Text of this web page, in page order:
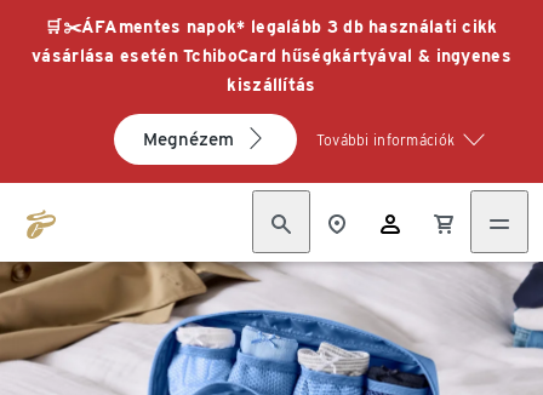
🛒✂️ÁFAmentes napok* legalább 3 db használati cikk
vásárlása esetén TchiboCard hűségkártyával & ingyenes
kiszállítás
Megnézem További információk